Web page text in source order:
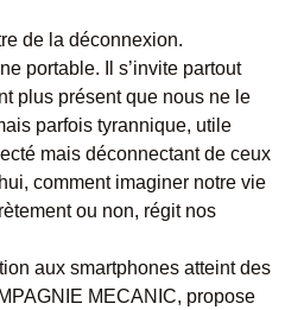
de la déconnexion.
portable. Il s’invite partout
plus présent que nous ne le
parfois tyrannique, utile
mais déconnectant de ceux
comment imaginer notre vie
ou non, régit nos
aux smartphones atteint des
MECANIC, propose